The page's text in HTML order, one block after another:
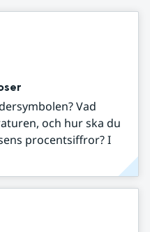
Vad
och hur ska du
procentsiffror? I